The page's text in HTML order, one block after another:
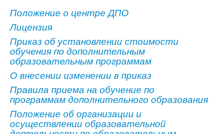
#БЕРЕГИЗДОРОВЬЕ
АБИТУРИЕНТУ
КОНКУРСНЫЕ СПИСКИ
СПИСКИ ПОСТУПАЮЩИХ
ПОДГОТОВИТЕЛЬНОЕ ОТДЕЛЕНИЕ ДЛЯ ИНОСТРАНЦЕВ
ВЫПУСКНИКУ
ПРИКАЗЫ О ЗАЧИСЛЕНИИ
Положение о центре ДПО
Лицензия
Приказ об установлении стоимости
обучения по дополнительным
образовательным программам
О внесении изменении в приказ
Правила приема на обучение по
программам дополнительного образования
Положение об организации и
осуществлении образовательной